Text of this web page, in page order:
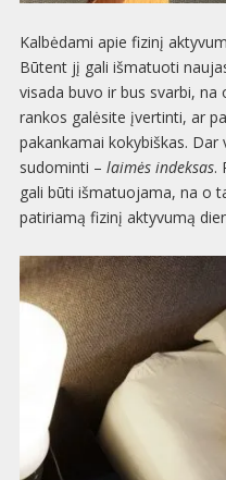
Kalbėdami apie fizinį
Būtent jį gali išmatuoti
visada buvo ir bus svarbi,
rankos galėsite įvertinti, ar
pakankamai kokybiškas. Dar
sudominti – laimės indeksas.
gali būti išmatuojama, na o
patiriamą fizinį aktyvumą